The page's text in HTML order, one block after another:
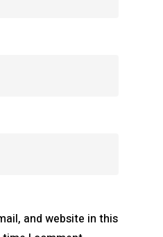
and website in this